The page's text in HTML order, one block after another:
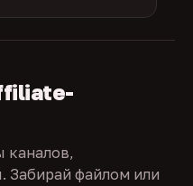
каналов,
Забирай файлом или